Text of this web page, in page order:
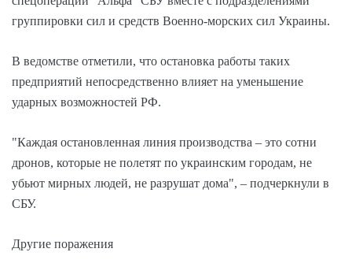
группировки сил и средств Военно-морских сил Украины.
В ведомстве отметили, что остановка работы таких
предприятий непосредственно влияет на уменьшение
ударных возможностей РФ.
"Каждая остановленная линия производства – это сотни
дронов, которые не полетят по украинским городам, не
убьют мирных людей, не разрушат дома", – подчеркнули в
СБУ.
Другие поражения